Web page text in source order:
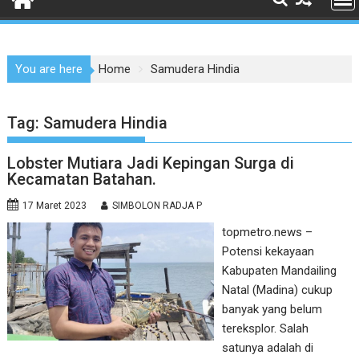
You are here Home Samudera Hindia
Tag: Samudera Hindia
Lobster Mutiara Jadi Kepingan Surga di
Kecamatan Batahan.
17 Maret 2023 SIMBOLON RADJA P
topmetro.news –
Potensi kekayaan
Kabupaten Mandailing
Natal (Madina) cukup
banyak yang belum
tereksplor. Salah
satunya adalah di